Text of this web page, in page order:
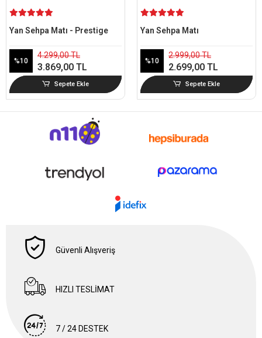
Yan Sehpa Matı - Prestige
%10
4.299,00 TL
3.869,00 TL
Sepete Ekle
Yan Sehpa Matı
%10
2.999,00 TL
2.699,00 TL
Sepete Ekle
Güvenli Alışveriş
HIZLI TESLİMAT
7 / 24 DESTEK